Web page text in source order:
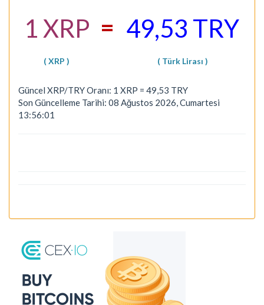
1 XRP = 49,53 TRY
( XRP ) ( Türk Lirası )
Güncel XRP/TRY Oranı: 1 XRP = 49,53 TRY
Son Güncelleme Tarihi: 08 Ağustos 2026, Cumartesi
13:56:01